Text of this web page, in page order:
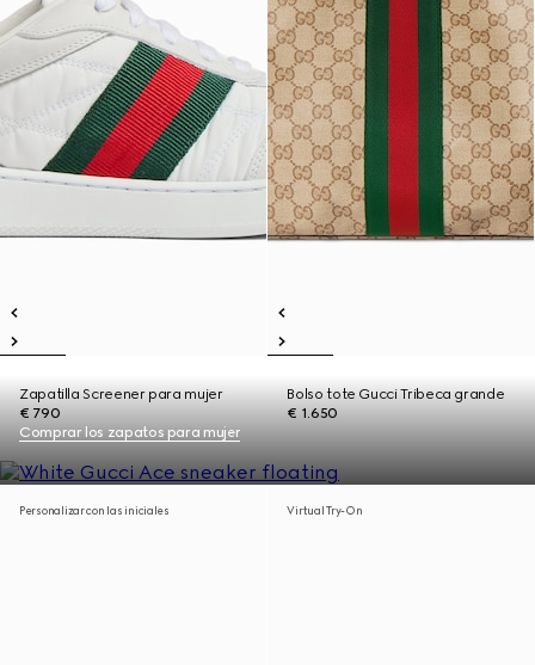
Zapatilla Screener para mujer
€ 790
Bolso tote Gucci Tribeca grande
€ 1.650
Comprar los zapatos para mujer
Personalizar con las iniciales Virtual Try-On